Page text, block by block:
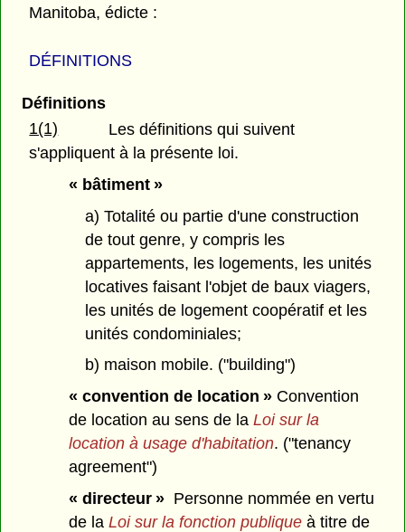
Manitoba, édicte :
DÉFINITIONS
Définitions
1(1)
Les définitions qui suivent
s'appliquent à la présente loi.
« bâtiment »
a) Totalité ou partie d'une construction
de tout genre, y compris les
appartements, les logements, les unités
locatives faisant l'objet de baux viagers,
les unités de logement coopératif et les
unités condominiales;
b) maison mobile. ("building")
« convention de location » Convention
de location au sens de laLoi sur la
location à usage d'habitation. ("tenancy
agreement")
« directeur » Personne nommée en vertu
de laLoi sur la fonction publique à titre de